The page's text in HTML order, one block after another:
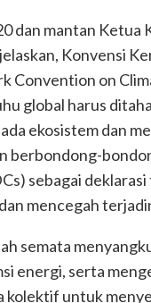
dan mantan Ketua
Konvensi
Convention on
global harus
ekosistem dan
berbondong-
sebagai
mencegah
semata
energi, serta
kolektif untuk